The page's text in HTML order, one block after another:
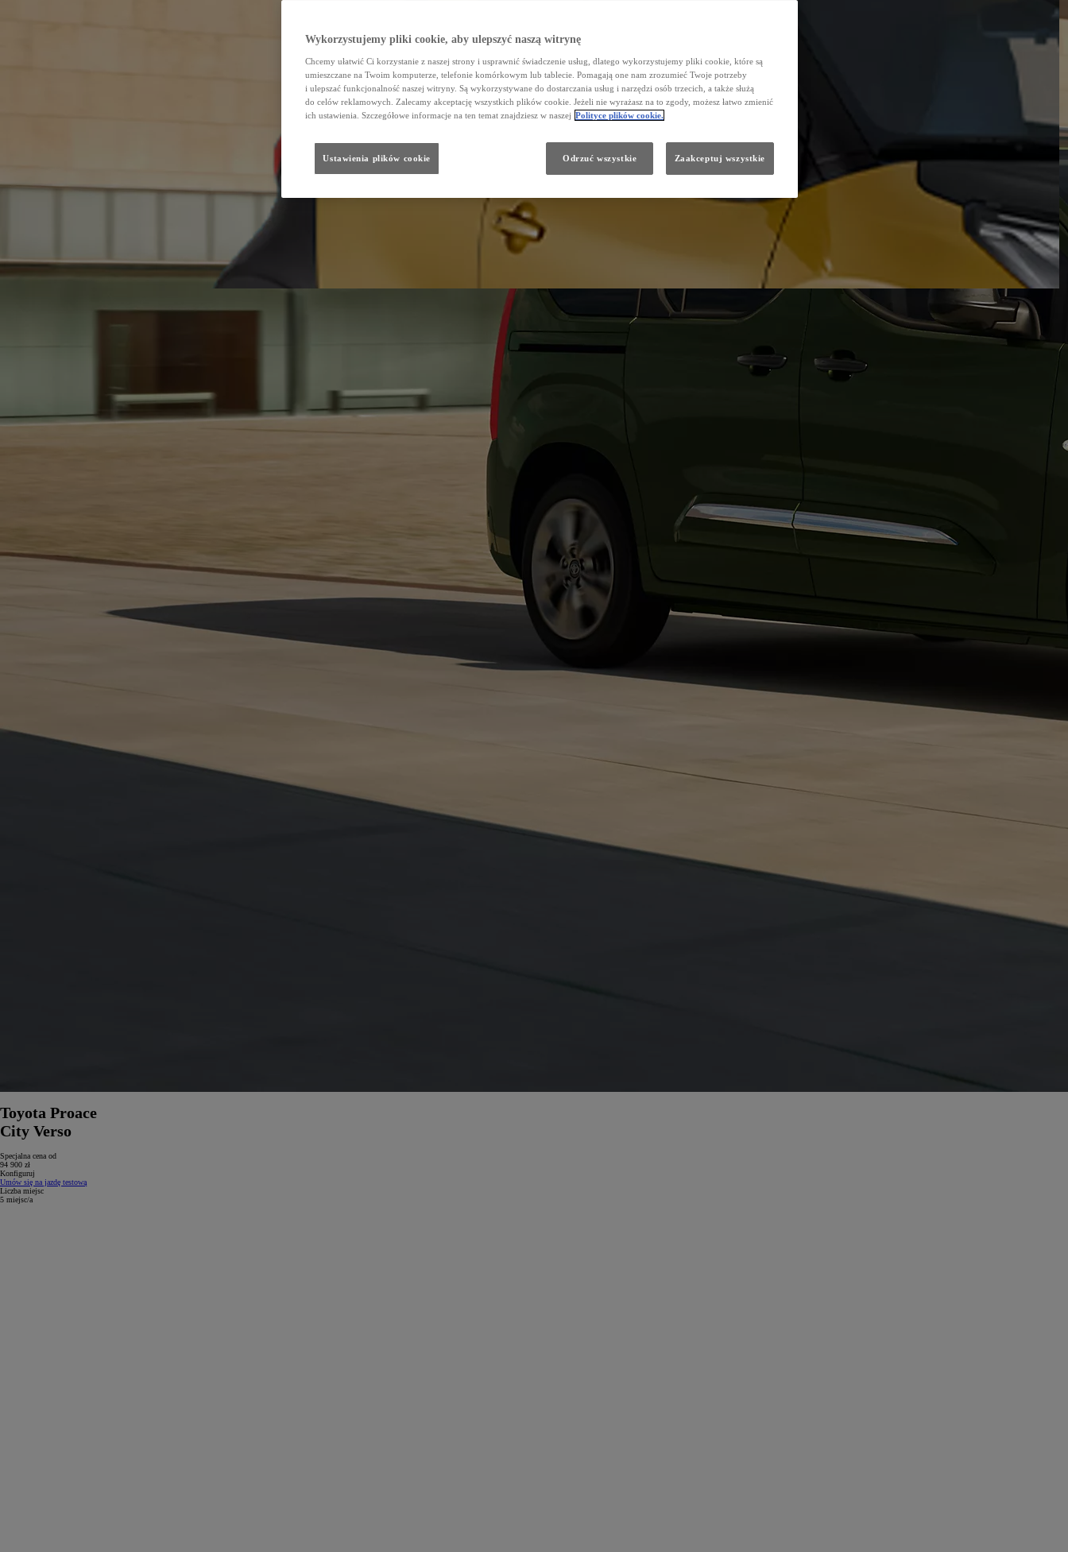
Toyota Proace
City Verso
Specjalna cena od
94 900 zł
Konfiguruj
Umów się na jazdę testową
Liczba miejsc
5 miejsc/a
Wykorzystujemy pliki cookie, aby ulepszyć naszą witrynę
Chcemy ułatwić Ci korzystanie z naszej strony i usprawnić świadczenie usług, dlatego wykorzystujemy pliki cookie, które są
umieszczane na Twoim komputerze, telefonie komórkowym lub tablecie. Pomagają one nam zrozumieć Twoje potrzeby
i ulepszać funkcjonalność naszej witryny. Są wykorzystywane do dostarczania usług i narzędzi osób trzecich, a także służą
do celów reklamowych. Zalecamy akceptację wszystkich plików cookie. Jeżeli nie wyrażasz na to zgody, możesz łatwo zmienić
ich ustawienia. Szczegółowe informacje na ten temat znajdziesz w naszej Polityce plików cookie.
Ustawienia plików cookie Odrzuć wszystkie Zaakceptuj wszystkie